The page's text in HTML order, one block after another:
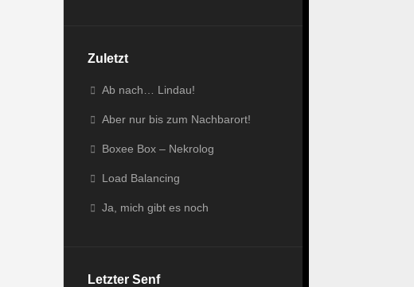
Zuletzt
Ab nach… Lindau!
Aber nur bis zum Nachbarort!
Boxee Box – Nekrolog
Load Balancing
Ja, mich gibt es noch
Letzter Senf